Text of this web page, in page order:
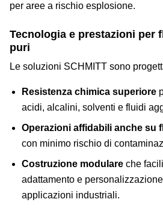
per aree a rischio esplosione.
Tecnologia e prestazioni per
puri
Le soluzioni SCHMITT sono
Resistenza chimica superiore
acidi, alcalini, solventi e fluidi
Operazioni affidabili anche su
con minimo rischio di
Costruzione modulare che
adattamento e
applicazioni industriali.